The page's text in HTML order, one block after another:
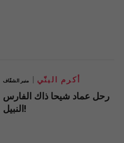
منبر الشفّاف أكرم البنّي
رحل عماد شيحا ذاك الفارس
النبيل!